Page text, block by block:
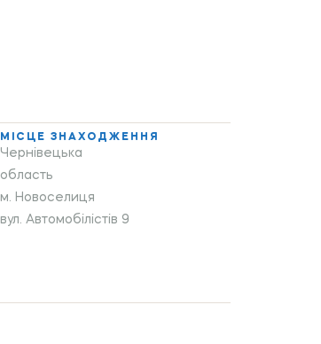
МІСЦЕ ЗНАХОДЖЕННЯ
Чернівецька
область
м. Новоселиця
вул. Автомобілістів 9